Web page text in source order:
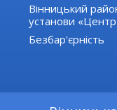
Вінницький
установи «Центр
Безбар'єрність